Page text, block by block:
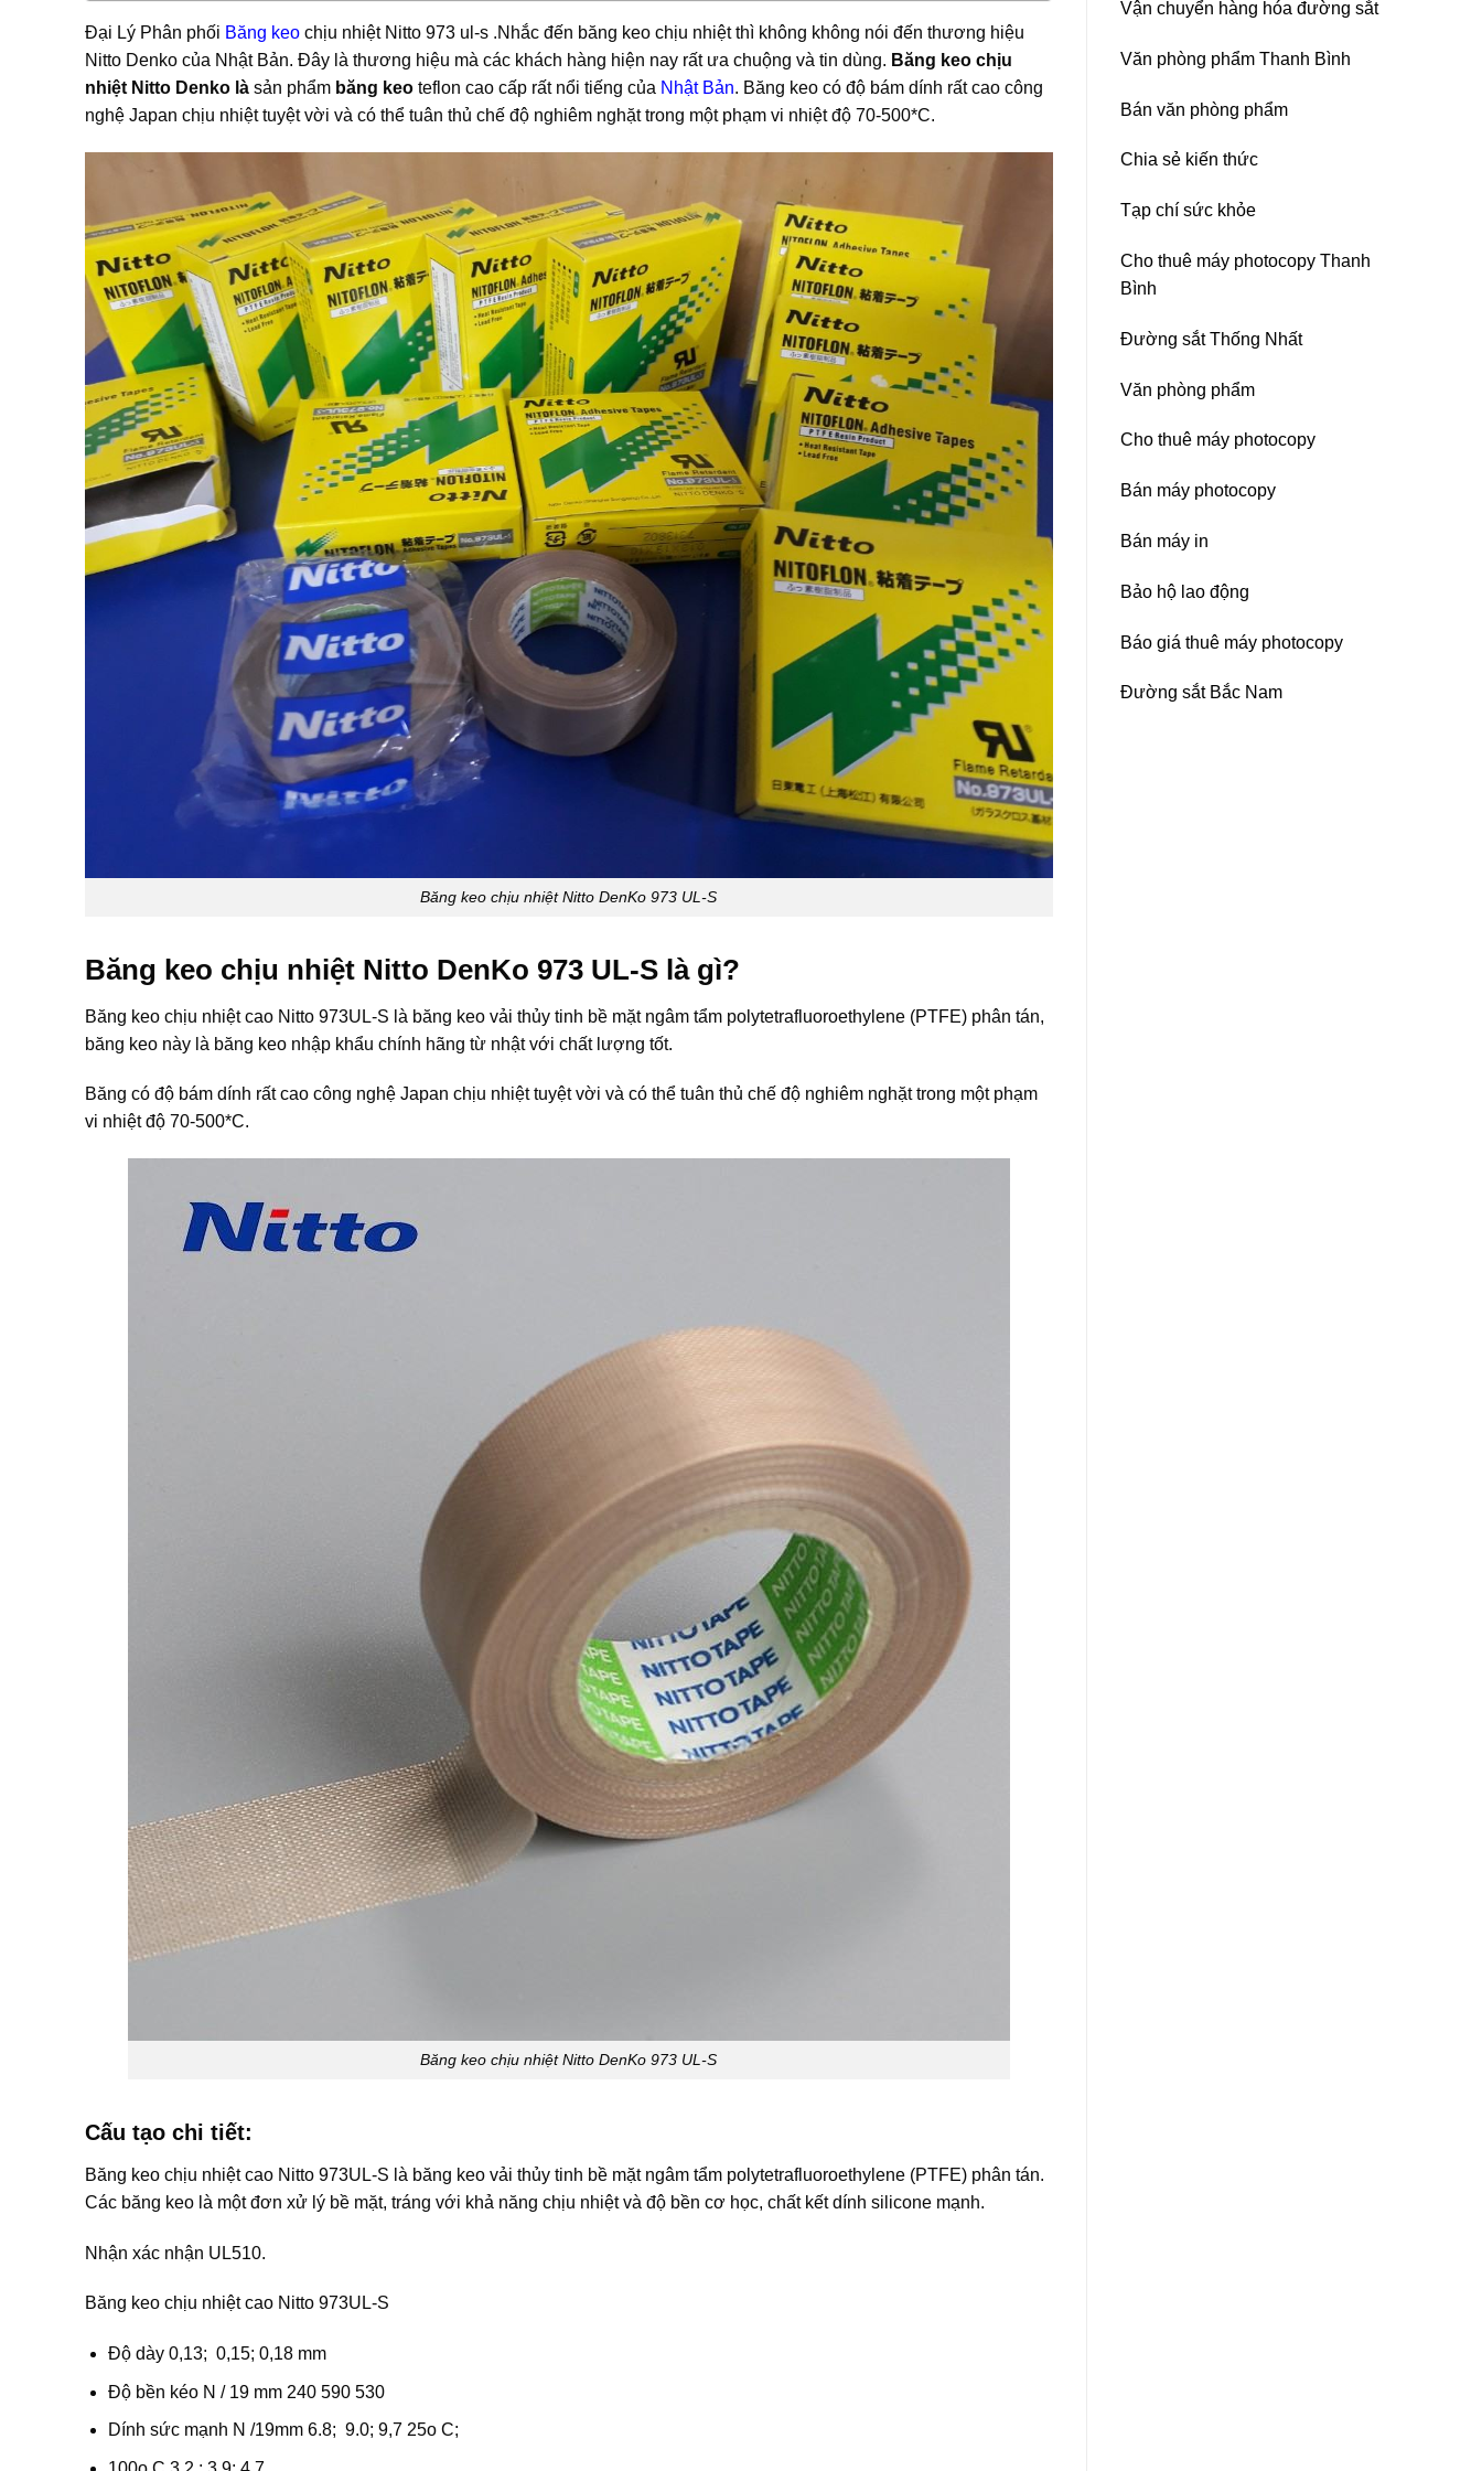
Đại Lý Phân phối Băng keo chịu nhiệt Nitto 973 ul-s .Nhắc đến băng keo chịu nhiệt thì không không nói đến thương hiệu
Nitto Denko của Nhật Bản. Đây là thương hiệu mà các khách hàng hiện nay rất ưa chuộng và tin dùng. Băng keo chịu
nhiệt Nitto Denko là sản phẩm băng keo teflon cao cấp rất nổi tiếng của Nhật Bản. Băng keo có độ bám dính rất cao công
nghệ Japan chịu nhiệt tuyệt vời và có thể tuân thủ chế độ nghiêm nghặt trong một phạm vi nhiệt độ 70-500*C.
Băng keo chịu nhiệt Nitto DenKo 973 UL-S
Băng keo chịu nhiệt Nitto DenKo 973 UL-S là gì?
Băng keo chịu nhiệt cao Nitto 973UL-S là băng keo vải thủy tinh bề mặt ngâm tẩm polytetrafluoroethylene (PTFE) phân tán,
băng keo này là băng keo nhập khẩu chính hãng từ nhật với chất lượng tốt.
Băng có độ bám dính rất cao công nghệ Japan chịu nhiệt tuyệt vời và có thể tuân thủ chế độ nghiêm nghặt trong một phạm
vi nhiệt độ 70-500*C.
Băng keo chịu nhiệt Nitto DenKo 973 UL-S
Cấu tạo chi tiết:
Băng keo chịu nhiệt cao Nitto 973UL-S là băng keo vải thủy tinh bề mặt ngâm tẩm polytetrafluoroethylene (PTFE) phân tán.
Các băng keo là một đơn xử lý bề mặt, tráng với khả năng chịu nhiệt và độ bền cơ học, chất kết dính silicone mạnh.
Nhận xác nhận UL510.
Băng keo chịu nhiệt cao Nitto 973UL-S
Độ dày 0,13; 0,15; 0,18 mm
Độ bền kéo N / 19 mm 240 590 530
Dính sức mạnh N /19mm 6.8; 9.0; 9,7 25o C;
Nitto
tại
TP
Vận chuyển hàng hóa đường sắt
Văn phòng phẩm Thanh Bình
Bán văn phòng phẩm
Chia sẻ kiến thức
Tạp chí sức khỏe
Cho thuê máy photocopy Thanh
Bình
Đường sắt Thống Nhất
Văn phòng phẩm
Cho thuê máy photocopy
Bán máy photocopy
Bán máy in
Bảo hộ lao động
Báo giá thuê máy photocopy
Đường sắt Bắc Nam